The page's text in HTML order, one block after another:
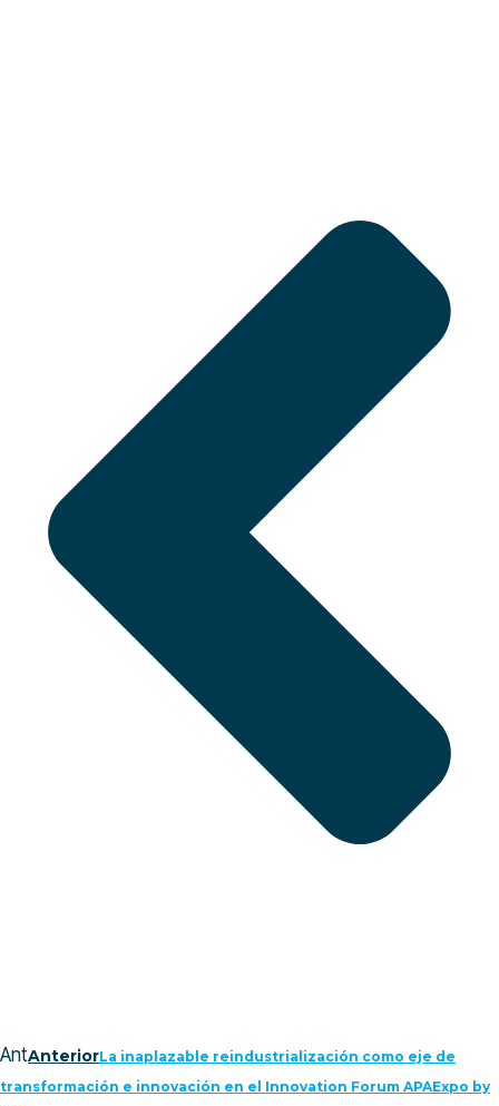
AntAnteriorLa inaplazable reindustrialización como eje de
transformación e innovación en el Innovation Forum APAExpo by